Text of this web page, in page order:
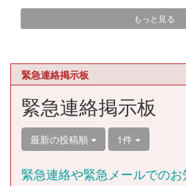
もっと見る
緊急連絡掲示板
緊急連絡掲示板
最新の投稿順 1件
緊急連絡や緊急メールでの